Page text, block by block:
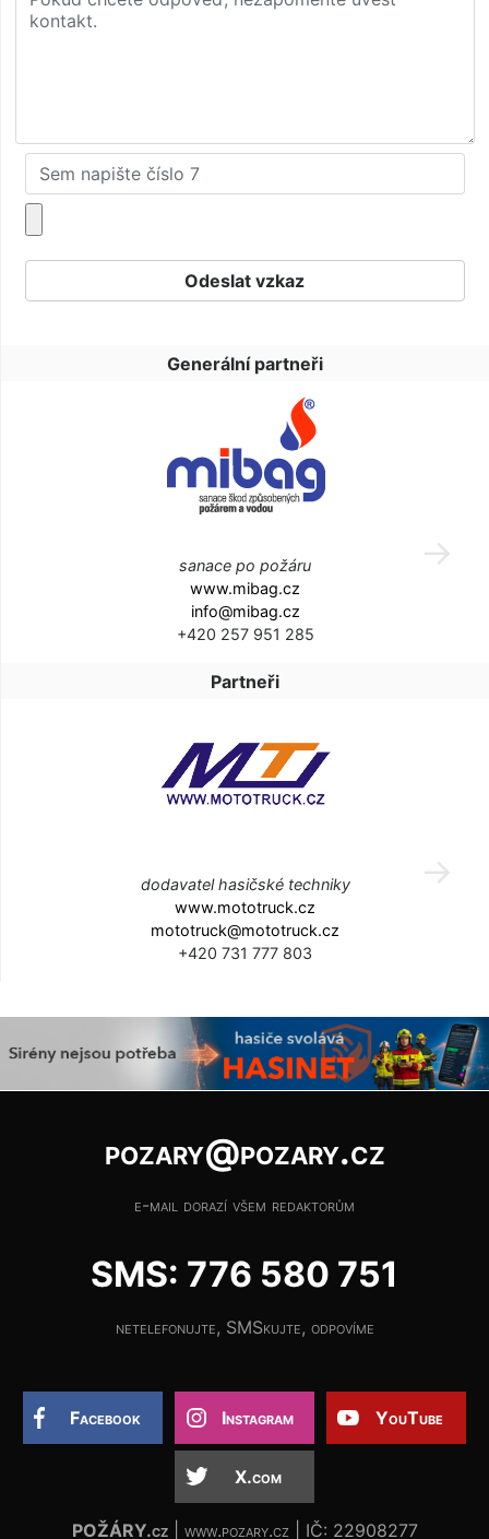
Generální partneři
sanace po požáru
www.mibag.cz
info@mibag.cz
+420 257 951 285
Partneři
dodavatel hasičské techniky
www.mototruck.cz
mototruck@mototruck.cz
+420 731 777 803
pozary@pozary.cz
e-mail dorazí všem redaktorům
SMS: 776 580 751
netelefonujte, SMSkujte, odpovíme
Facebook Instagram YouTube
X.com
POŽÁRY.cz| www.pozary.cz | IČ: 22908277